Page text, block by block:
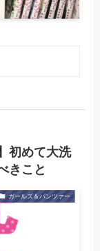
初めて大洗
きこと
ガールズ＆パンツァー